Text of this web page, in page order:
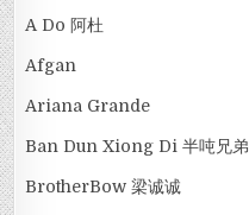
A Do 阿杜
Afgan
Ariana Grande
Ban Dun Xiong Di 半吨兄弟
BrotherBow 梁诚诚